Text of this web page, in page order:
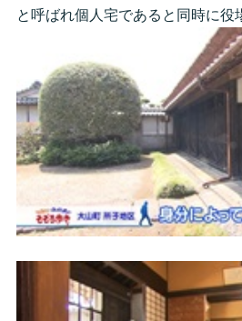
と呼ばれ個人宅であると同時に役